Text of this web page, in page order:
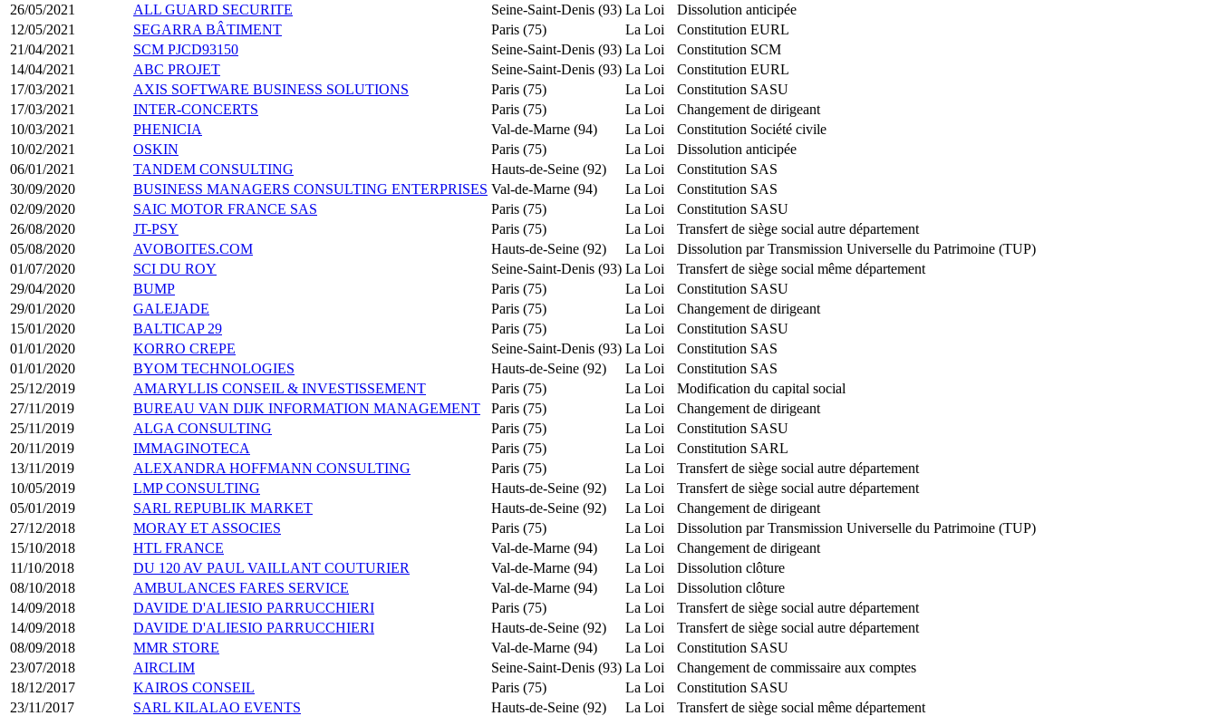
26/05/2021
ALL GUARD SECURITE Seine-Saint-Denis (93) La Loi
Dissolution anticipée
12/05/2021
SEGARRA BÂTIMENT Paris (75) La Loi
Constitution EURL
21/04/2021
SCM PJCD93150 Seine-Saint-Denis (93) La Loi
Constitution SCM
14/04/2021
ABC PROJET Seine-Saint-Denis (93) La Loi
Constitution EURL
17/03/2021
AXIS SOFTWARE BUSINESS SOLUTIONS Paris (75) La Loi
Constitution SASU
17/03/2021
INTER-CONCERTS Paris (75) La Loi
Changement de dirigeant
10/03/2021
PHENICIA Val-de-Marne (94) La Loi
Constitution Société civile
10/02/2021
OSKIN Paris (75) La Loi
Dissolution anticipée
06/01/2021
TANDEM CONSULTING Hauts-de-Seine (92) La Loi
Constitution SAS
30/09/2020
BUSINESS MANAGERS CONSULTING ENTERPRISES Val-de-Marne (94) La Loi
Constitution SAS
02/09/2020
SAIC MOTOR FRANCE SAS Paris (75) La Loi
Constitution SASU
26/08/2020
JT-PSY Paris (75) La Loi
Transfert de siège social autre département
05/08/2020
AVOBOITES.COM Hauts-de-Seine (92) La Loi
Dissolution par Transmission Universelle du Patrimoine (TUP)
01/07/2020
SCI DU ROY Seine-Saint-Denis (93) La Loi
Transfert de siège social même département
29/04/2020
BUMP Paris (75) La Loi
Constitution SASU
29/01/2020
GALEJADE Paris (75) La Loi
Changement de dirigeant
15/01/2020
BALTICAP 29 Paris (75) La Loi
Constitution SASU
01/01/2020
KORRO CREPE Seine-Saint-Denis (93) La Loi
Constitution SAS
01/01/2020
BYOM TECHNOLOGIES Hauts-de-Seine (92) La Loi
Constitution SAS
25/12/2019
AMARYLLIS CONSEIL & INVESTISSEMENT Paris (75) La Loi
Modification du capital social
27/11/2019
BUREAU VAN DIJK INFORMATION MANAGEMENT Paris (75) La Loi
Changement de dirigeant
25/11/2019
ALGA CONSULTING Paris (75) La Loi
Constitution SASU
20/11/2019
IMMAGINOTECA Paris (75) La Loi
Constitution SARL
13/11/2019
ALEXANDRA HOFFMANN CONSULTING Paris (75) La Loi
Transfert de siège social autre département
10/05/2019
LMP CONSULTING Hauts-de-Seine (92) La Loi
Transfert de siège social autre département
05/01/2019
SARL REPUBLIK MARKET Hauts-de-Seine (92) La Loi
Changement de dirigeant
27/12/2018
MORAY ET ASSOCIES Paris (75) La Loi
Dissolution par Transmission Universelle du Patrimoine (TUP)
15/10/2018
HTL FRANCE Val-de-Marne (94) La Loi
Changement de dirigeant
11/10/2018
DU 120 AV PAUL VAILLANT COUTURIER Val-de-Marne (94) La Loi
Dissolution clôture
08/10/2018
AMBULANCES FARES SERVICE Val-de-Marne (94) La Loi
Dissolution clôture
14/09/2018
DAVIDE D'ALIESIO PARRUCCHIERI Paris (75) La Loi
Transfert de siège social autre département
14/09/2018
DAVIDE D'ALIESIO PARRUCCHIERI Hauts-de-Seine (92) La Loi
Transfert de siège social autre département
08/09/2018
MMR STORE Val-de-Marne (94) La Loi
Constitution SASU
23/07/2018
AIRCLIM Seine-Saint-Denis (93) La Loi
Changement de commissaire aux comptes
18/12/2017
KAIROS CONSEIL Paris (75) La Loi
Constitution SASU
23/11/2017
SARL KILALAO EVENTS Hauts-de-Seine (92) La Loi
Transfert de siège social même département